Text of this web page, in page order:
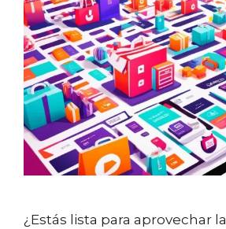
¿Estás lista para aprovechar